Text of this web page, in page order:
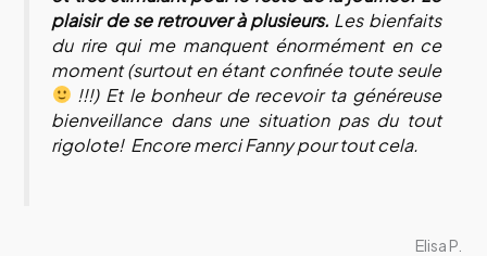
plaisir de se retrouver à plusieurs. Les bienfaits
du rire qui me manquent énormément en ce
moment (surtout en étant confinée toute seule
!!!) Et le bonheur de recevoir ta généreuse
bienveillance dans une situation pas du tout
rigolote! Encore merci Fanny pour tout cela.
Elisa P.